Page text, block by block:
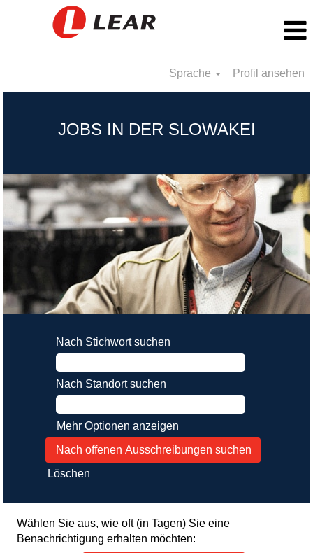
Sprache Profil ansehen
JOBS IN DER SLOWAKEI
Nach Stichwort suchen
Nach Standort suchen
Mehr Optionen anzeigen
Löschen
Wählen Sie aus, wie oft (in Tagen) Sie eine
Benachrichtigung erhalten möchten: